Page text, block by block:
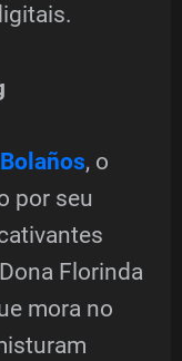
, o
por seu
Florinda
mora no